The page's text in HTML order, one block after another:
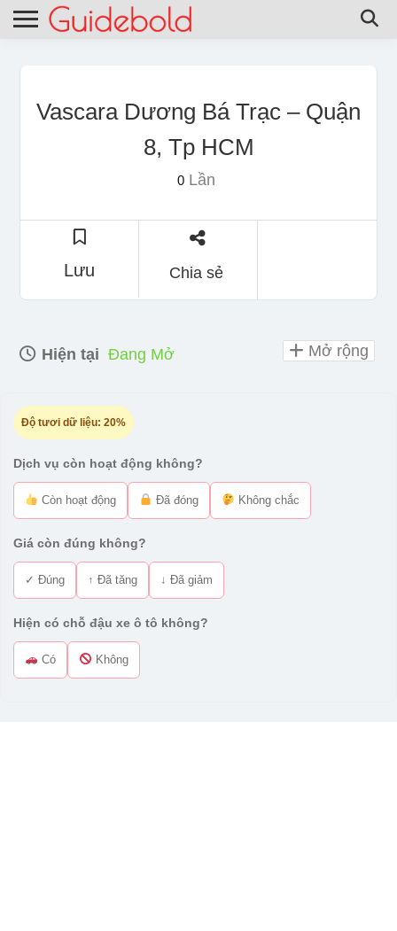
Vascara Dương Bá Trạc – Quận
8, Tp HCM
0Lần
Lưu Chia sẻ
Hiện tại Đang Mở
Độ tươi dữ liệu: 20%
Dịch vụ còn hoạt động không?
Còn hoạt động Đã đóng Không chắc
Giá còn đúng không?
✓ Đúng ↑ Đã tăng ↓ Đã giảm
Hiện có chỗ đậu xe ô tô không?
Có Không
Mở rộng